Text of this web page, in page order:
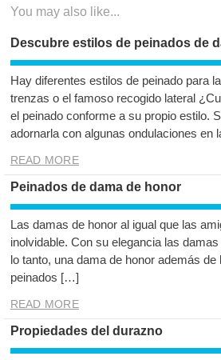
You may also like...
Descubre estilos de peinados de
Hay diferentes estilos de peinado para
trenzas o el famoso recogido lateral
el peinado conforme a su propio estilo.
adornarla con algunas ondulaciones en
READ MORE
Peinados de dama de honor
Las damas de honor al igual que las
inolvidable. Con su elegancia las
lo tanto, una dama de honor además
peinados […]
READ MORE
Propiedades del durazno